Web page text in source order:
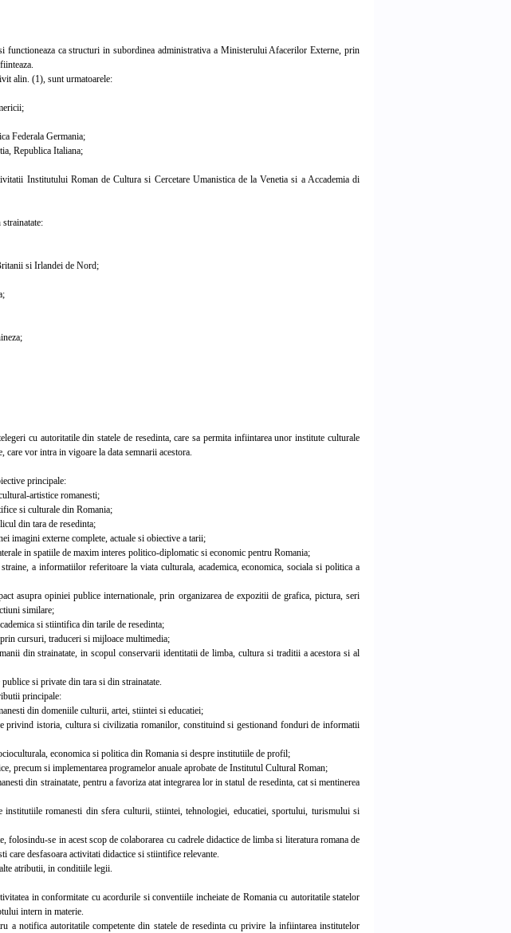
ca structuri in subordinea administrativa a Ministerului Afacerilor Externe, prin
alin. (1), sunt urmatoarele:
Federala Germania;
Republica Italiana;
Institutului Roman de Cultura si Cercetare Umanistica de la Venetia si a Accademia di
si Irlandei de Nord;
cu autoritatile din statele de resedinta, care sa permita infiintarea unor institute culturale
care vor intra in vigoare la data semnarii acestora.
principale:
artistice romanesti;
si culturale din Romania;
din tara de resedinta;
imagini externe complete, actuale si obiective a tarii;
in spatiile de maxim interes politico-diplomatic si economic pentru Romania;
a informatiilor referitoare la viata culturala, academica, economica, sociala si politica a
asupra opiniei publice internationale, prin organizarea de expozitii de grafica, pictura, seri
similare;
si stiintifica din tarile de resedinta;
cursuri, traduceri si mijloace multimedia;
din strainatate, in scopul conservarii identitatii de limba, cultura si traditii a acestora si al
si private din tara si din strainatate.
principale:
din domeniile culturii, artei, stiintei si educatiei;
privind istoria, cultura si civilizatia romanilor, constituind si gestionand fonduri de informatii
economica si politica din Romania si despre institutiile de profil;
precum si implementarea programelor anuale aprobate de Institutul Cultural Roman;
din strainatate, pentru a favoriza atat integrarea lor in statul de resedinta, cat si mentinerea
romanesti din sfera culturii, stiintei, tehnologiei, educatiei, sportului, turismului si
se in acest scop de colaborarea cu cadrele didactice de limba si literatura romana de
care desfasoara activitati didactice si stiintifice relevante.
atributii, in conditiile legii.
in conformitate cu acordurile si conventiile incheiate de Romania cu autoritatile statelor
intern in materie.
notifica autoritatile competente din statele de resedinta cu privire la infiintarea institutelor